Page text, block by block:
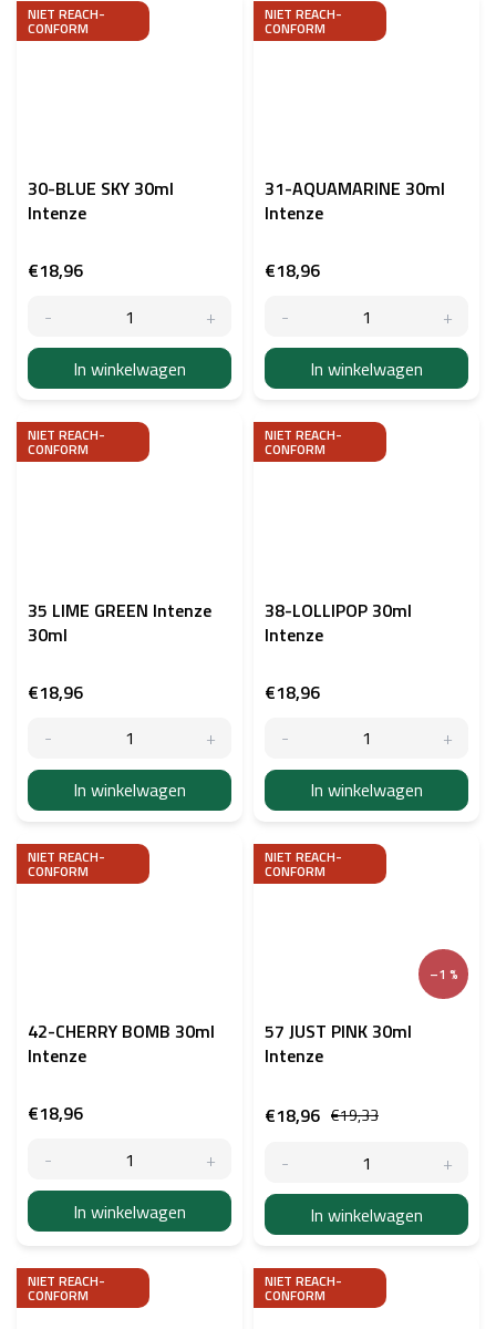
NIET REACH-
CONFORM
30-BLUE SKY 30ml
Intenze
€18,96
In winkelwagen
NIET REACH-
CONFORM
31-AQUAMARINE 30ml
Intenze
€18,96
In winkelwagen
NIET REACH-
CONFORM
35 LIME GREEN Intenze
30ml
€18,96
In winkelwagen
NIET REACH-
CONFORM
38-LOLLIPOP 30ml
Intenze
€18,96
In winkelwagen
NIET REACH-
CONFORM
42-CHERRY BOMB 30ml
Intenze
€18,96
In winkelwagen
NIET REACH-
CONFORM
–1 %
57 JUST PINK 30ml
Intenze
€19,33
€18,96
In winkelwagen
NIET REACH-
CONFORM
NIET REACH-
CONFORM